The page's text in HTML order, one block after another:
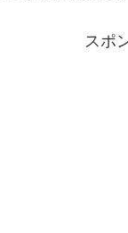
スポ